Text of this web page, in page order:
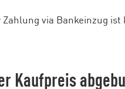
via Bankeinzug
Kaufpreis